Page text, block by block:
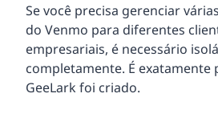
Se você precisa gerenciar
do Venmo para diferentes
empresariais, é necessário
completamente. É exatamente
GeeLark foi criado.